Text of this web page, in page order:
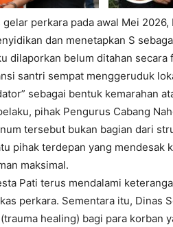
I've read and
perkara pada awal Mei
dan menetapkan S
dilaporkan belum ditahan
santri sempat menggeruduk
sebagai bentuk kemarahan
pihak Pengurus Cabang
tersebut bukan bagian dari
pihak terdepan yang mendesak
maksimal.
Pati terus mendalami
perkara. Sementara itu, Dinas
healing) bagi para korban